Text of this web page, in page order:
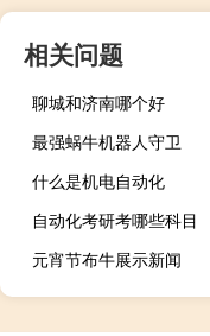
相关问题
聊城和济南哪个好
最强蜗牛机器人守卫
什么是机电自动化
自动化考研考哪些科目
元宵节布牛展示新闻